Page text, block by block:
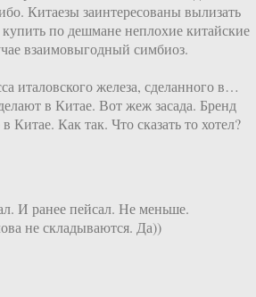
Китаезы заинтересованы вылизать
по дешмане неплохие китайские
взаимовыгодный симбиоз.
италовского железа, сделанного в…
в Китае. Вот жеж засада. Бренд
Китае. Как так. Что сказать то хотел?
И ранее пейсал. Не меньше.
не складываются. Да))